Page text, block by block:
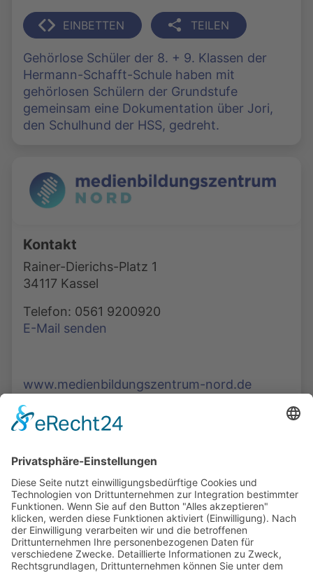
EINBETTEN TEILEN
Gehörlose Schüler der 8. + 9. Klassen der
Hermann-Schafft-Schule haben mit
gehörlosen Schülern der Grundstufe
gemeinsam eine Dokumentation über Jori,
den Schulhund der HSS, gedreht.
Kontakt
Rainer-Dierichs-Platz 1
34117 Kassel
Telefon: 0561 9200920
E-Mail senden
www.medienbildungszentrum-nord.de
Podcasts, Themen und Informationen.
Entdecken Sie unser Forum für Medien, Bildung
und Demokratie - jederzeit und überall
verfügbar.
Mehr erfahren